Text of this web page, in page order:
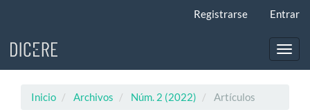
principal
Registrarse Entrar
Inicio Archivos Núm. 2 (2022) Artículos